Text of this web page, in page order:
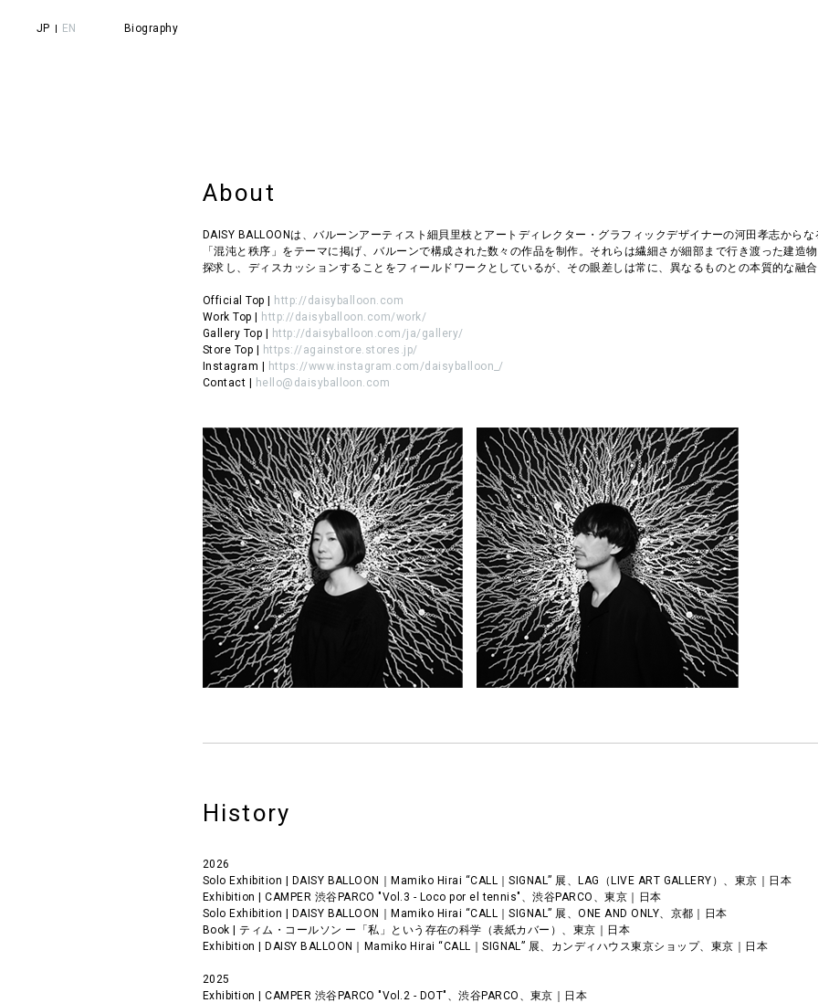
JP EN Biography
About
DAISY BALLOONは、バルーンアーティスト細貝里枝とアートディレクター・グラフィックデザイナーの河田孝志から
「混沌と秩序」をテーマに掲げ、バルーンで構成された数々の作品を制作。それらは繊細さが細部まで行き渡った建造
探求し、ディスカッションすることをフィールドワークとしているが、その眼差しは常に、異なるものとの本質的な融
Official Top |
http://daisyballoon.com
Work Top |
http://daisyballoon.com/work/
Gallery Top |
http://daisyballoon.com/ja/gallery/
Store Top |
https://againstore.stores.jp/
Instagram |
https://www.instagram.com/daisyballoon_/
Contact |
hello@daisyballoon.com
History
2026
Solo Exhibition | DAISY BALLOON｜Mamiko Hirai “CALL｜SIGNAL” 展、LAG（LIVE ART GALLERY）、東京｜日本
Exhibition | CAMPER 渋谷PARCO "Vol.3 - Loco por el tennis"、渋谷PARCO、東京｜日本
Solo Exhibition | DAISY BALLOON｜Mamiko Hirai “CALL｜SIGNAL” 展、ONE AND ONLY、京都｜日本
Book | ティム・コールソン ー「私」という存在の科学（表紙カバー）、東京｜日本
Exhibition | DAISY BALLOON｜Mamiko Hirai “CALL｜SIGNAL” 展、カンディハウス東京ショップ、東京｜日本
2025
Exhibition | CAMPER 渋谷PARCO "Vol.2 - DOT"、渋谷PARCO、東京｜日本